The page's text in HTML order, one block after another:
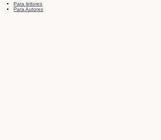
Para leitores
Para Autores